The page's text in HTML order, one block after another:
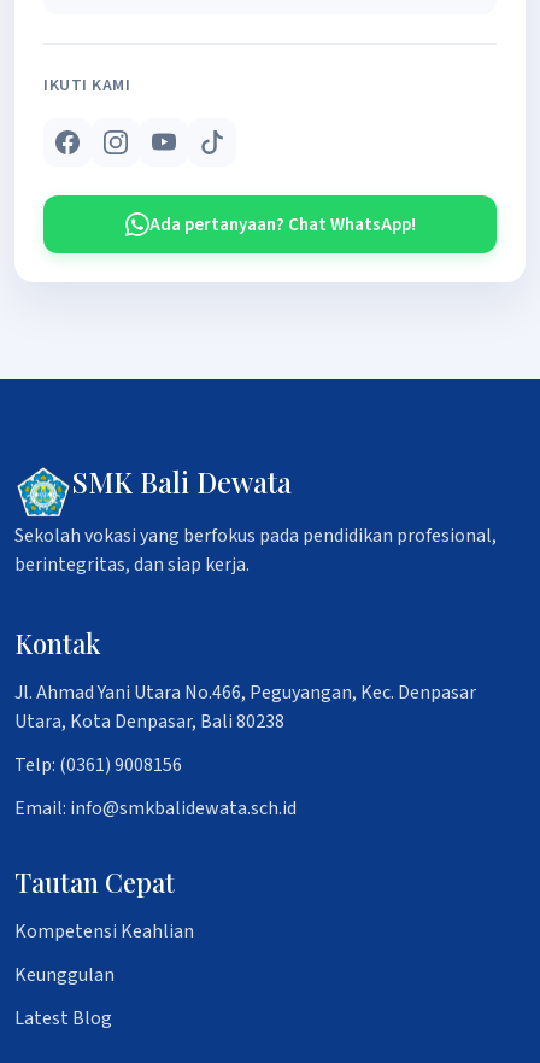
IKUTI KAMI
Ada pertanyaan? Chat WhatsApp!
SMK Bali Dewata
Sekolah vokasi yang berfokus pada pendidikan profesional,
berintegritas, dan siap kerja.
Kontak
Jl. Ahmad Yani Utara No.466, Peguyangan, Kec. Denpasar
Utara, Kota Denpasar, Bali 80238
Telp: (0361) 9008156
Email: info@smkbalidewata.sch.id
Tautan Cepat
Kompetensi Keahlian
Keunggulan
Latest Blog